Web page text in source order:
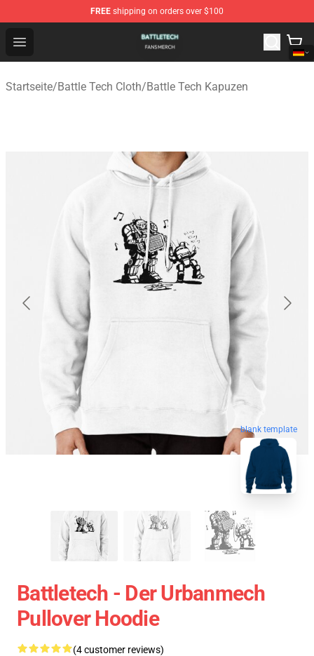
FREE shipping on orders over $100
Open menu
Battle Tech Shop - Official Battle Tech Merchandise Store
Startseite/Battle Tech Cloth/Battle Tech Kapuzen
blank template
Battletech - Der Urbanmech
Pullover Hoodie
(4 customer reviews)